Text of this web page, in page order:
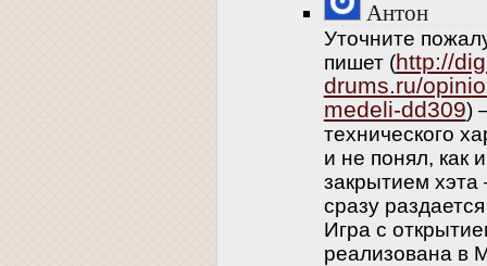
Антон
Уточните
пишет (http://
drums.ru/
medeli-dd309)
технического
и не понял, как
закрытием
сразу
Игра с
реализована в